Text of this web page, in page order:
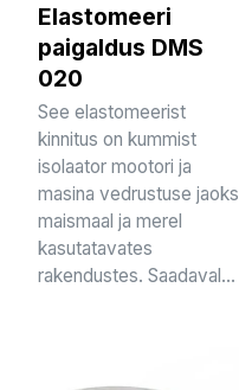
Elastomeeri
paigaldus DMS
020
See elastomeerist
kinnitus on kummist
isolaator mootori ja
masina vedrustuse jaoks
maismaal ja merel
kasutatavates
rakendustes. Saadaval...